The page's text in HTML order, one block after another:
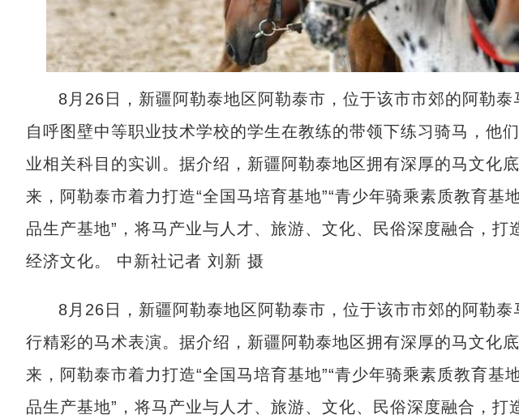
8月26日，新疆阿勒泰地区阿勒泰市，位于该市市郊的阿勒
自呼图壁中等职业技术学校的学生在教练的带领下练习骑马，他
业相关科目的实训。据介绍，新疆阿勒泰地区拥有深厚的马文化
来，阿勒泰市着力打造“全国马培育基地”“青少年骑乘素质教育基
品生产基地”，将马产业与人才、旅游、文化、民俗深度融合，打
经济文化。 中新社记者 刘新 摄
8月26日，新疆阿勒泰地区阿勒泰市，位于该市市郊的阿勒
行精彩的马术表演。据介绍，新疆阿勒泰地区拥有深厚的马文化
来，阿勒泰市着力打造“全国马培育基地”“青少年骑乘素质教育基
品生产基地”，将马产业与人才、旅游、文化、民俗深度融合，打